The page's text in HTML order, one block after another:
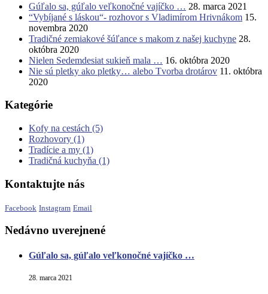
Gúľalo sa, gúľalo veľkonočné vajíčko … 28. marca 2021
“Vybíjané s láskou“- rozhovor s Vladimírom Hrivnákom 15.
novembra 2020
Tradičné zemiakové šúľance s makom z našej kuchyne 28.
októbra 2020
Nielen Sedemdesiat sukieň mala … 16. októbra 2020
Nie sú pletky ako pletky… alebo Tvorba drotárov 11. októbra
2020
Kategórie
Kofy na cestách (5)
Rozhovory (1)
Tradície a my (1)
Tradičná kuchyňa (1)
Kontaktujte nás
Facebook Instagram Email
Nedávno uverejnené
Gúľalo sa, gúľalo veľkonočné vajíčko …
28. marca 2021